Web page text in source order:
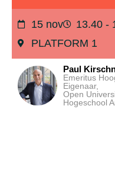
15 nov
13.40 -
PLATFORM 1
Paul
Emeritus
Eigenaar,
Open
Hogeschool